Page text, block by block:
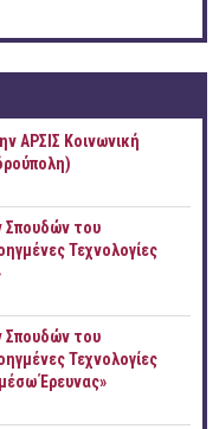
ΑΡΣΙΣ Κοινωνική
Σπουδών του
Τεχνολογίες
Σπουδών του
Τεχνολογίες
Έρευνας»